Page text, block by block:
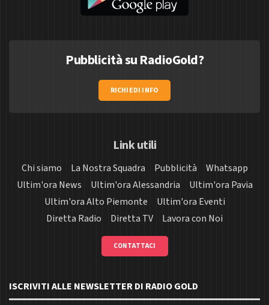
Pubblicità su RadioGold?
RICHIEDI INFO
Link utili
Chi siamo La Nostra Squadra Pubblicità
Whatsapp
Ultim'ora News
Ultim'ora Alessandria
Ultim'ora Pavia
Ultim'ora Alto Piemonte
Ultim'ora Eventi
Diretta Radio
Diretta TV Lavora con Noi
CONTATTACI
ISCRIVITI ALLE NEWSLETTER DI RADIO GOLD